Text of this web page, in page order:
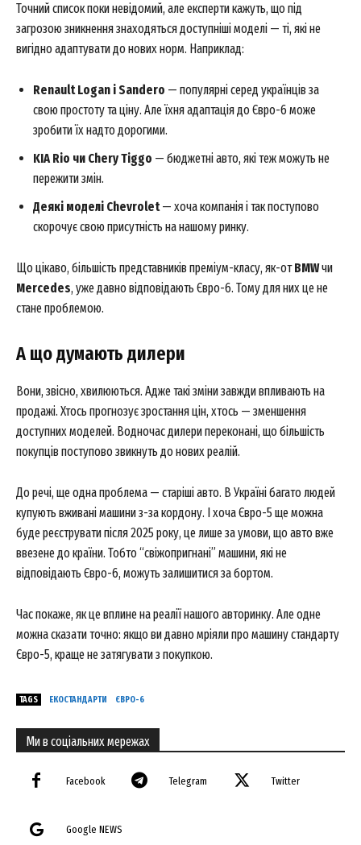
News Week
Точний список поки невідомий, але експерти кажуть, що під
загрозою зникнення знаходяться доступніші моделі — ті, які не
вигідно адаптувати до нових норм. Наприклад:
Renault Logan і Sandero — популярні серед українців за
свою простоту та ціну. Але їхня адаптація до Євро-6 може
зробити їх надто дорогими.
KIA Rio чи Chery Tiggo — бюджетні авто, які теж можуть не
пережити змін.
Деякі моделі Chevrolet— хоча компанія і так поступово
скорочує свою присутність на нашому ринку.
Що цікаво, більшість представників преміум-класу, як-отBMWчи
Mercedes, уже давно відповідають Євро-6. Тому для них це не
стане проблемою.
А що думають дилери
Вони, звісно, хвилюються. Адже такі зміни завжди впливають на
продажі. Хтось прогнозує зростання цін, хтось — зменшення
доступних моделей. Водночас дилери переконані, що більшість
покупців поступово звикнуть до нових реалій.
До речі, ще одна проблема — старіші авто. В Україні багато людей
купують вживані машини з-за кордону. І хоча Євро-5 ще можна
буде реєструвати після 2025 року, це лише за умови, що авто вже
ввезене до країни. Тобто “свіжопригнані” машини, які не
відповідають Євро-6, можуть залишитися за бортом.
Час покаже, як це вплине на реалії нашого авторинку. Але одне
можна сказати точно: якщо ви давно мріяли про машину стандарту
Євро-5, краще не затягувати з покупкою.
TAGS ЕКОСТАНДАРТИ ЄВРО-6
Ми в соціальних мережах
Facebook Telegram Twitter
Google NEWS